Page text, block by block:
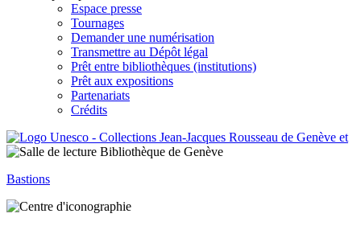
Espace presse
Tournages
Demander une numérisation
Transmettre au Dépôt légal
Prêt entre bibliothèques (institutions)
Prêt aux expositions
Partenariats
Crédits
Bastions